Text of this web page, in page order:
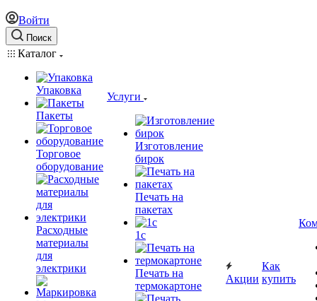
Войти
Поиск
Каталог
Упаковка
Пакеты
Торговое
оборудование
Расходные
материалы
для
электрики
Услуги
Изготовление
бирок
Печать на
пакетах
1c
Печать на
термокартоне
Акции
Как
купить